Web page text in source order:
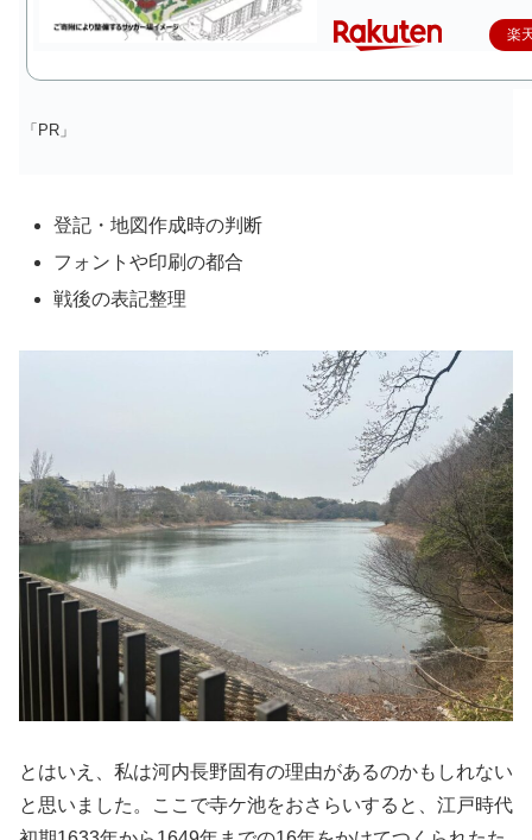
楽
「PR」
登記・地図作成時の判断
フォントや印刷の都合
戦後の表記整理
とはいえ、私は河内長野固有の理由があるのかもしれない
と思いました。ここで寺ケ池をおさらいすると、江戸時代